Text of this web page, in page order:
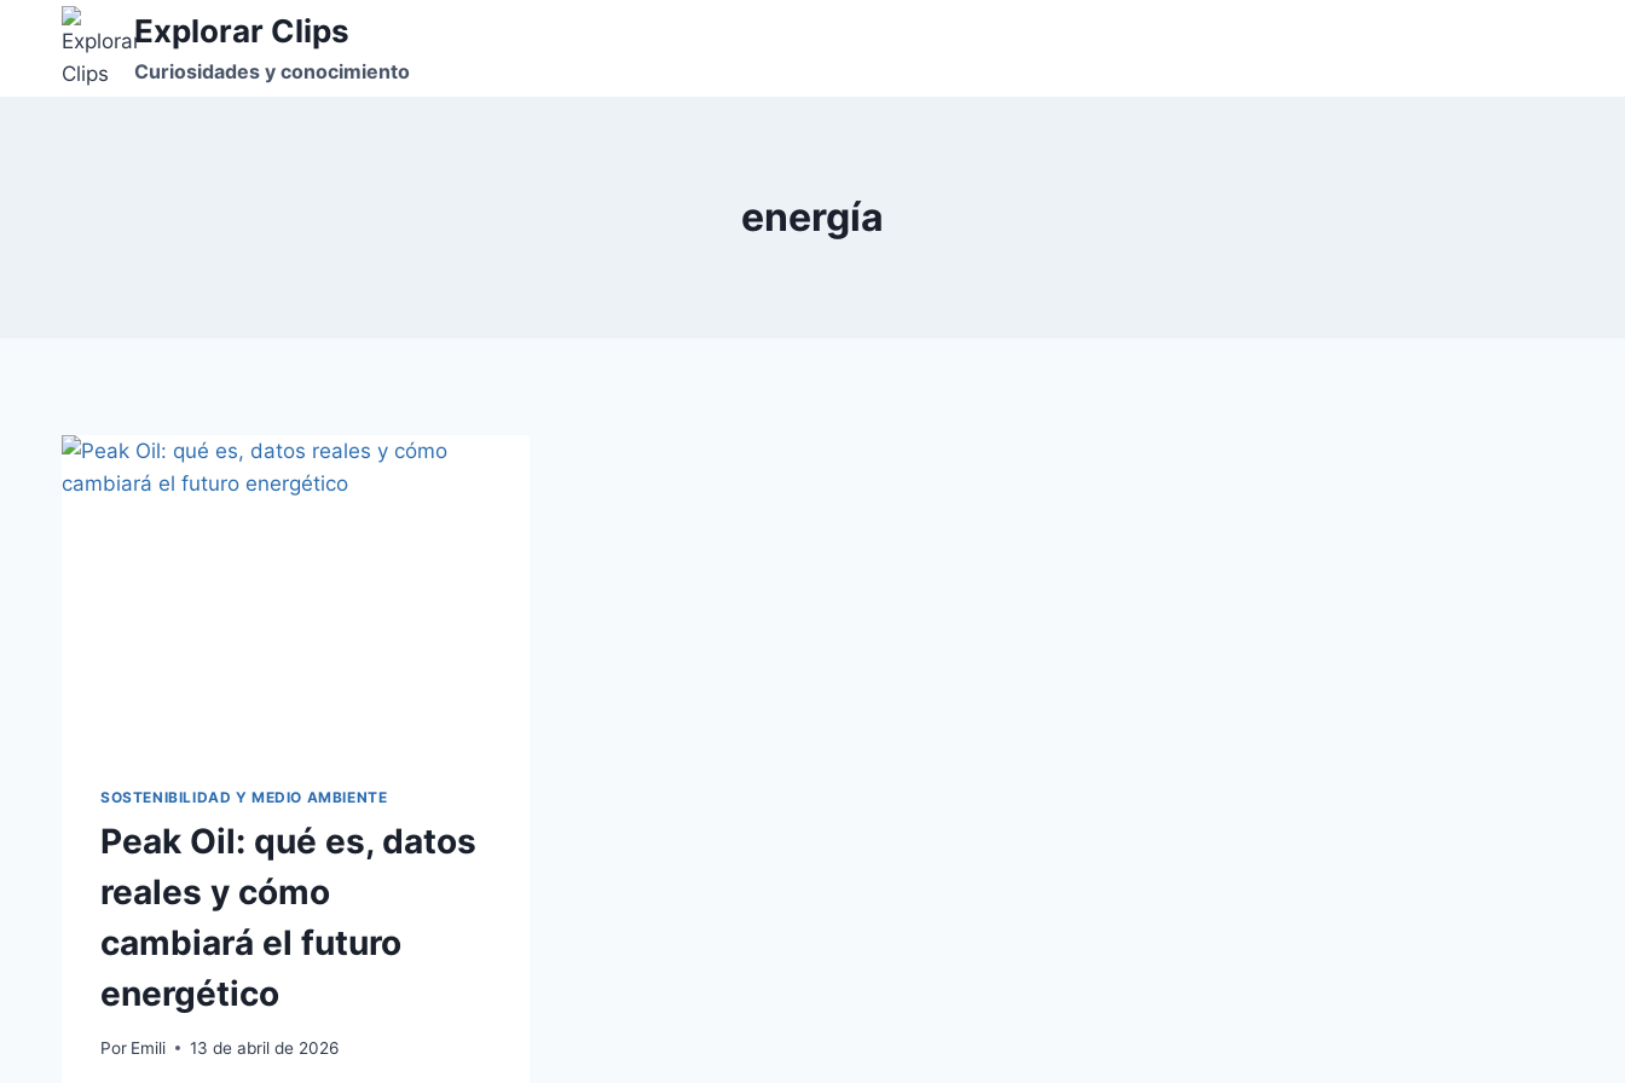
contenido
Explorar Clips
Curiosidades y conocimiento
energía
SOSTENIBILIDAD Y MEDIO AMBIENTE
Peak Oil: qué es, datos
reales y cómo
cambiará el futuro
energético
Por Emili 13 de abril de 2026